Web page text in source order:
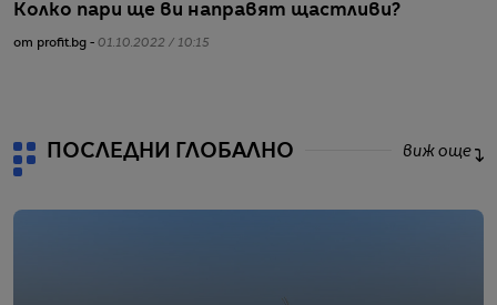
Колко пари ще ви направят щастливи?
от profit.bg - 01.10.2022 / 10:15
ПОСЛЕДНИ ГЛОБАЛНО виж още